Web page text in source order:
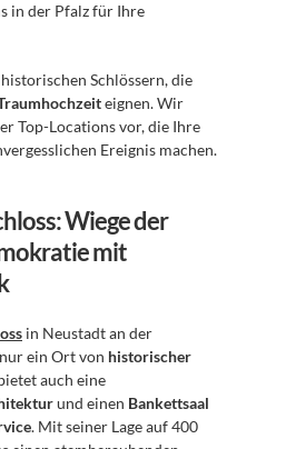
in der Pfalz für Ihre
Schlössern, die
eignen. Wir
Top-Locations vor, die Ihre
Ereignis machen.
Wiege der
mit
in Neustadt an der
ein Ort von historischer
und einen Bankettsaal
. Mit seiner Lage auf 400